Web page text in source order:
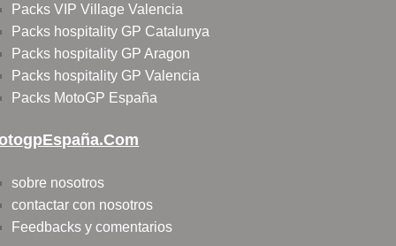
Packs VIP Village Valencia
Packs hospitality GP Catalunya
Packs hospitality GP Aragon
Packs hospitality GP Valencia
Packs MotoGP España
sobre nosotros
contactar con nosotros
Feedbacks y comentarios